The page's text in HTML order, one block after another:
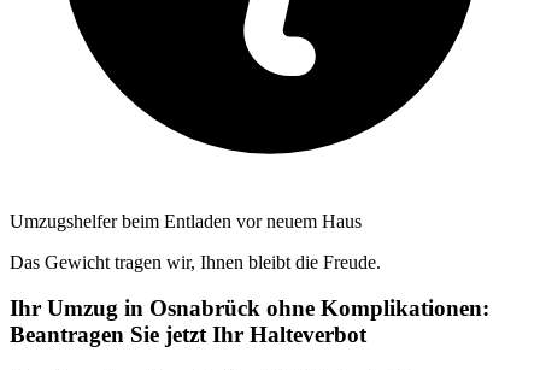
Umzugshelfer beim Entladen vor neuem Haus
Das Gewicht tragen wir, Ihnen bleibt die Freude.
Ihr Umzug in Osnabrück ohne Komplikationen:
Beantragen Sie jetzt Ihr Halteverbot